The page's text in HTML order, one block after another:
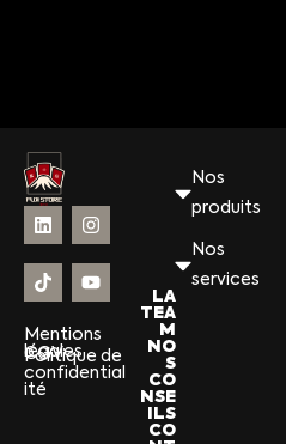
Mentions
légales
CGV
Politique de
confidential
ité
Nos
produits
Nos
services
LA
TEA
M
NO
S
CO
NSE
ILS
CO